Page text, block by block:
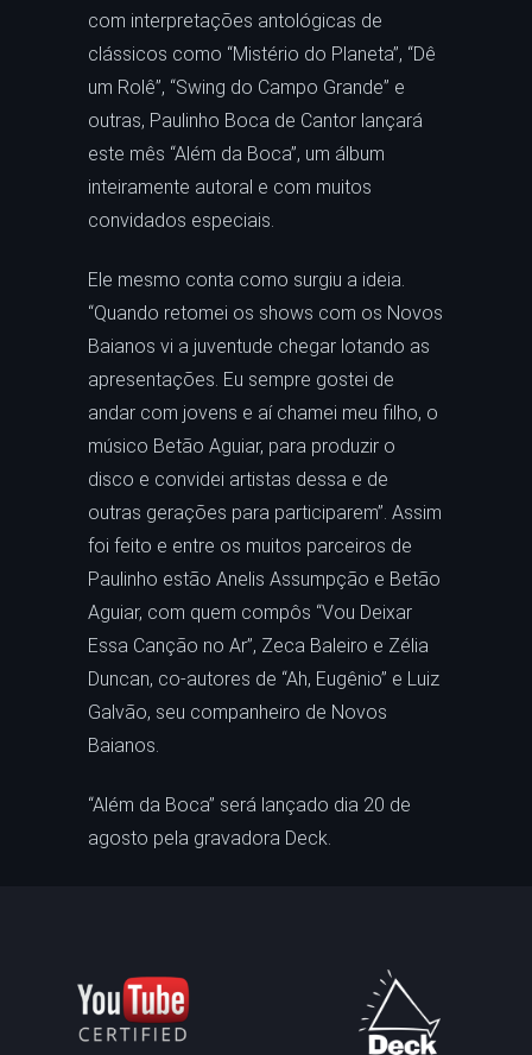
com interpretações antológicas de
clássicos como “Mistério do Planeta”, “Dê
um Rolê”, “Swing do Campo Grande” e
outras, Paulinho Boca de Cantor lançará
este mês “Além da Boca”, um álbum
inteiramente autoral e com muitos
convidados especiais.
Ele mesmo conta como surgiu a ideia.
“Quando retomei os shows com os Novos
Baianos vi a juventude chegar lotando as
apresentações. Eu sempre gostei de
andar com jovens e aí chamei meu filho, o
músico Betão Aguiar, para produzir o
disco e convidei artistas dessa e de
outras gerações para participarem”. Assim
foi feito e entre os muitos parceiros de
Paulinho estão Anelis Assumpção e Betão
Aguiar, com quem compôs “Vou Deixar
Essa Canção no Ar”, Zeca Baleiro e Zélia
Duncan, co-autores de “Ah, Eugênio” e Luiz
Galvão, seu companheiro de Novos
Baianos.
“Além da Boca” será lançado dia 20 de
agosto pela gravadora Deck.